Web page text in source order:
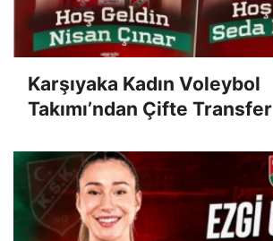
Karşıyaka Kadın Voleybol
Takımı’ndan Çifte Transfer